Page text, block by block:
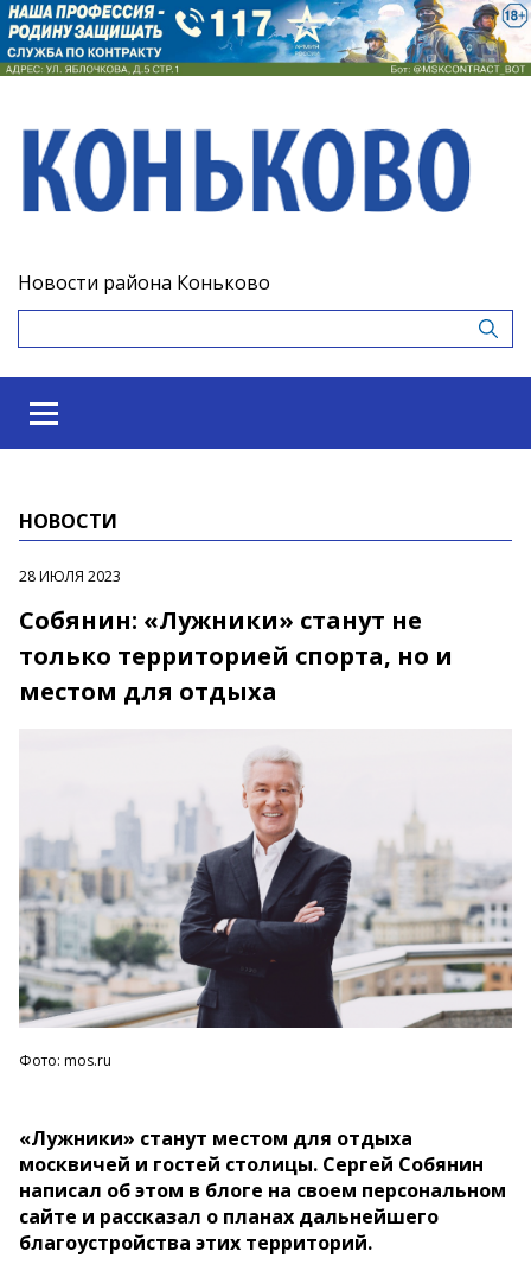
Новости района Коньково
НОВОСТИ
28 ИЮЛЯ 2023
Собянин: «Лужники» станут не
только территорией спорта, но и
местом для отдыха
Фото: mos.ru
«Лужники» станут местом для отдыха
москвичей и гостей столицы. Сергей Собянин
написал об этом в блоге на своем персональном
сайте и рассказал о планах дальнейшего
благоустройства этих территорий.